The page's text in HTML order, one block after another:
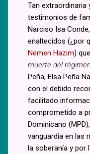
Tan extraordinaria
testimonios de
Narciso Isa
enaltecidos (¿por
Nemen Hazim)
muerte del
Peña, Elsa Peña
con el debido
facilitado
comprometido a
Dominicano
vanguardia en las
la soberanía y por